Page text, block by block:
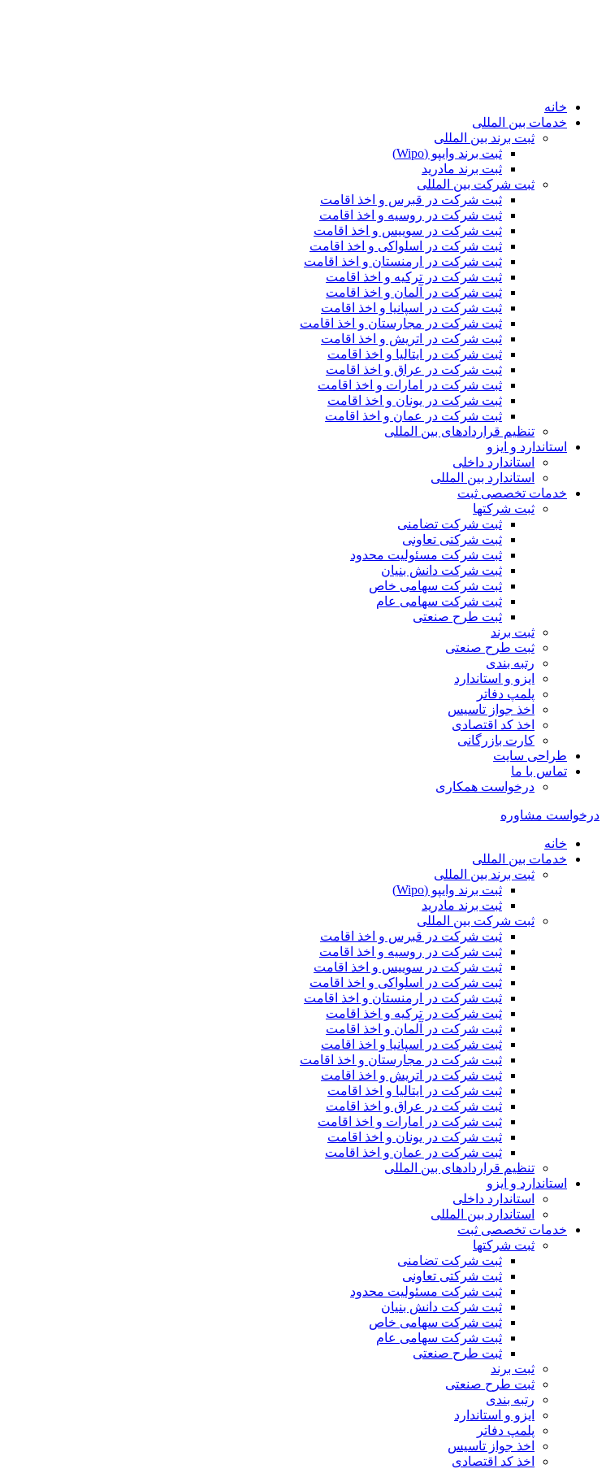
خانه
خدمات بین المللی
ثبت برند بین المللی
ثبت برند وایپو (Wipo)
ثبت برند مادرید
ثبت شرکت بین المللی
ثبت شرکت در قبرس و اخذ اقامت
ثبت شرکت در روسیه و اخذ اقامت
ثبت شرکت در سوییس و اخذ اقامت
ثبت شرکت در اسلواکی و اخذ اقامت
ثبت شرکت در ارمنستان و اخذ اقامت
ثبت شرکت در ترکیه و اخذ اقامت
ثبت شرکت در آلمان و اخذ اقامت
ثبت شرکت در اسپانیا و اخذ اقامت
ثبت شرکت در مجارستان و اخذ اقامت
ثبت شرکت در اتریش و اخذ اقامت
ثبت شرکت در ایتالیا و اخذ اقامت
ثبت شرکت در عراق و اخذ اقامت
ثبت شرکت در امارات و اخذ اقامت
ثبت شرکت در یونان و اخذ اقامت
ثبت شرکت در عمان و اخذ اقامت
تنظیم قراردادهای بین المللی
استاندارد و ایزو
استاندارد داخلی
استاندارد بین المللی
خدمات تخصصی ثبت
ثبت شرکتها
ثبت شرکت تضامنی
ثبت شرکتی تعاونی
ثبت شرکت مسئولیت محدود
ثبت شرکت دانش بنیان
ثبت شرکت سهامی خاص
ثبت شرکت سهامی عام
ثبت طرح صنعتی
ثبت برند
ثبت طرح صنعتی
رتبه بندی
ایزو و استاندارد
پلمپ دفاتر
اخذ جواز تاسیس
اخذ کد اقتصادی
کارت بازرگانی
طراحی سایت
تماس با ما
درخواست همکاری
درخواست مشاوره
خانه
خدمات بین المللی
ثبت برند بین المللی
ثبت برند وایپو (Wipo)
ثبت برند مادرید
ثبت شرکت بین المللی
ثبت شرکت در قبرس و اخذ اقامت
ثبت شرکت در روسیه و اخذ اقامت
ثبت شرکت در سوییس و اخذ اقامت
ثبت شرکت در اسلواکی و اخذ اقامت
ثبت شرکت در ارمنستان و اخذ اقامت
ثبت شرکت در ترکیه و اخذ اقامت
ثبت شرکت در آلمان و اخذ اقامت
ثبت شرکت در اسپانیا و اخذ اقامت
ثبت شرکت در مجارستان و اخذ اقامت
ثبت شرکت در اتریش و اخذ اقامت
ثبت شرکت در ایتالیا و اخذ اقامت
ثبت شرکت در عراق و اخذ اقامت
ثبت شرکت در امارات و اخذ اقامت
ثبت شرکت در یونان و اخذ اقامت
ثبت شرکت در عمان و اخذ اقامت
تنظیم قراردادهای بین المللی
استاندارد و ایزو
استاندارد داخلی
استاندارد بین المللی
خدمات تخصصی ثبت
ثبت شرکتها
ثبت شرکت تضامنی
ثبت شرکتی تعاونی
ثبت شرکت مسئولیت محدود
ثبت شرکت دانش بنیان
ثبت شرکت سهامی خاص
ثبت شرکت سهامی عام
ثبت طرح صنعتی
ثبت برند
ثبت طرح صنعتی
رتبه بندی
ایزو و استاندارد
پلمپ دفاتر
اخذ جواز تاسیس
اخذ کد اقتصادی